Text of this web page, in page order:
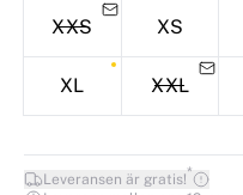
XXS XS
XL XXL
Leveransen är gratis!*